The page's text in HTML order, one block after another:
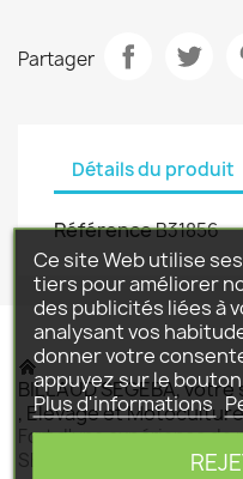
Partager
Détails du produit
RéférenceB31856
BILLAUD SEGEBA,
, Elevage et
Fort d'une expérience de
SEGEBA vous
Ce site Web utilise
tiers pour améliorer
des publicités liées à
analysant vos
donner votre
appuyez sur le
Plus d'informations